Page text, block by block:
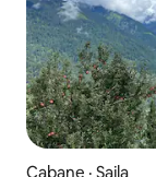
Cabane · Sajla